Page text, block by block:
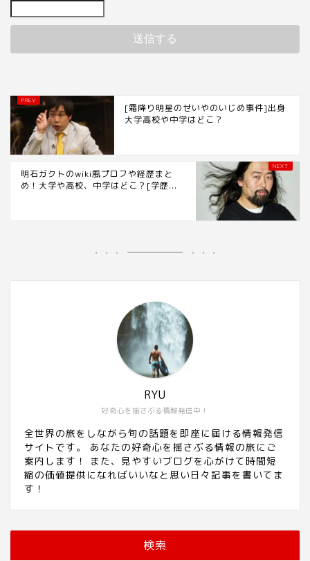
[霜降り明星のせいやのいじめ事件]出身
大学高校や中学はどこ？
明石ガクトのwiki風プロフや経歴まと
め！大学や高校、中学はどこ？[学歴...
好奇心を揺さぶる情報発信中！
RYU
全世界の旅をしながら旬の話題を即座に届ける情報発信
サイトです。 あなたの好奇心を揺さぶる情報の旅にご
案内します！ また、見やすいブログを心がけて時間短
縮の価値提供になればいいなと思い日々記事を書いてま
す！
検索